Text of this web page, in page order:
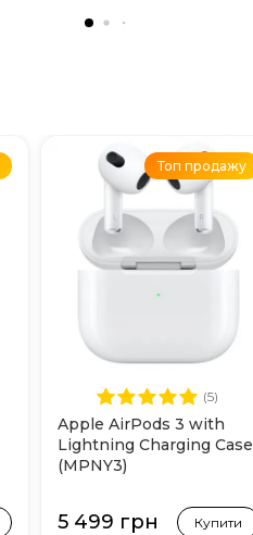
Топ продажу
(5)
Apple AirPods 3 with
Lightning Charging Case
(MPNY3)
5 499 грн Купити